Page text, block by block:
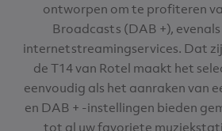
ontworpen om te profiteren
Broadcasts (DAB +),
internetstreamingservices. Dat
de T14 van Rotel maakt het
eenvoudig als het aanraken van
en DAB + -instellingen bieden
tot al uw favoriete